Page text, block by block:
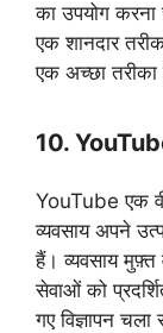
का उपयोग करना
एक शानदार
एक अच्छा तरीका
10.
YouTube एक
व्यवसाय अपने
हैं। व्यवसाय मुफ़्त
सेवाओं को
गए विज्ञापन